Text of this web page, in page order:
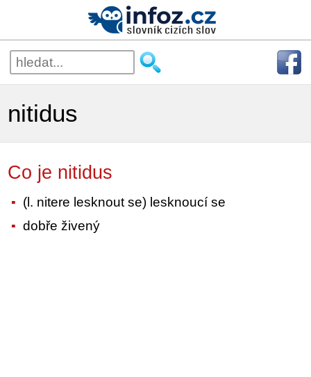
nitidus
Co je nitidus
(l. nitere lesknout se) lesknoucí se
dobře živený